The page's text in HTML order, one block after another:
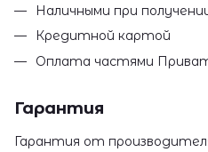
Наличными при
Кредитной картой
Оплата частями
Гарантия
Гарантия от